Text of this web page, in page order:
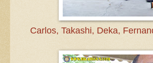
Carlos, Takashi, Deka,